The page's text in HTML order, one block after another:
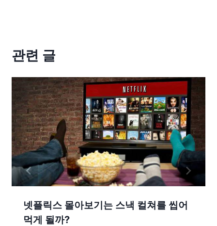
관련 글
넷플릭스 몰아보기는 스낵 컬쳐를 씹어
먹게 될까?